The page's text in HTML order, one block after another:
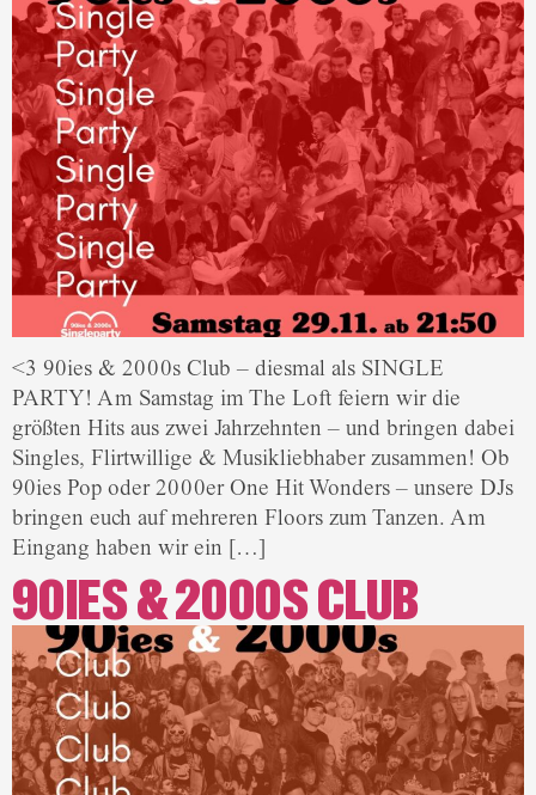
<3 90ies & 2000s Club – diesmal als SINGLE
PARTY! Am Samstag im The Loft feiern wir die
größten Hits aus zwei Jahrzehnten – und bringen dabei
Singles, Flirtwillige & Musikliebhaber zusammen! Ob
90ies Pop oder 2000er One Hit Wonders – unsere DJs
bringen euch auf mehreren Floors zum Tanzen. Am
Eingang haben wir ein […]
90IES & 2000S CLUB